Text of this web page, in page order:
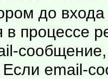
до
в процессе
Если email-